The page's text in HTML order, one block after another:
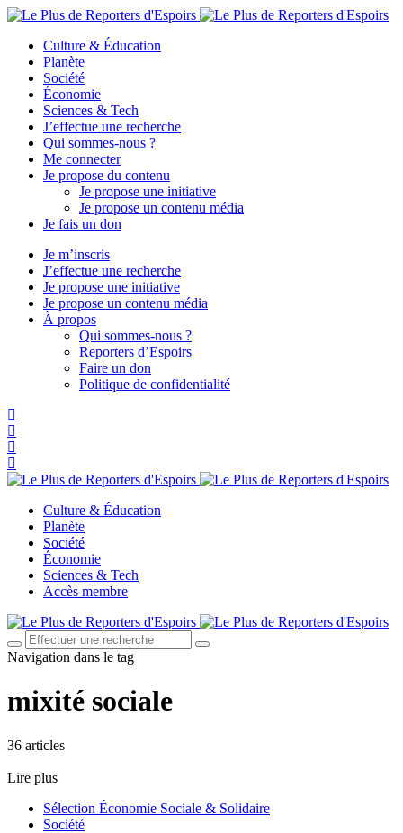
Culture & Éducation
Planète
Société
Économie
Sciences & Tech
J’effectue une recherche
Qui sommes-nous ?
Me connecter
Je propose du contenu
Je propose une initiative
Je propose un contenu média
Je fais un don
Je m’inscris
J’effectue une recherche
Je propose une initiative
Je propose un contenu média
À propos
Qui sommes-nous ?
Reporters d’Espoirs
Faire un don
Politique de confidentialité
Culture & Éducation
Planète
Société
Économie
Sciences & Tech
Accès membre
Navigation dans le tag
mixité sociale
36 articles
Lire plus
Sélection Économie Sociale & Solidaire
Société